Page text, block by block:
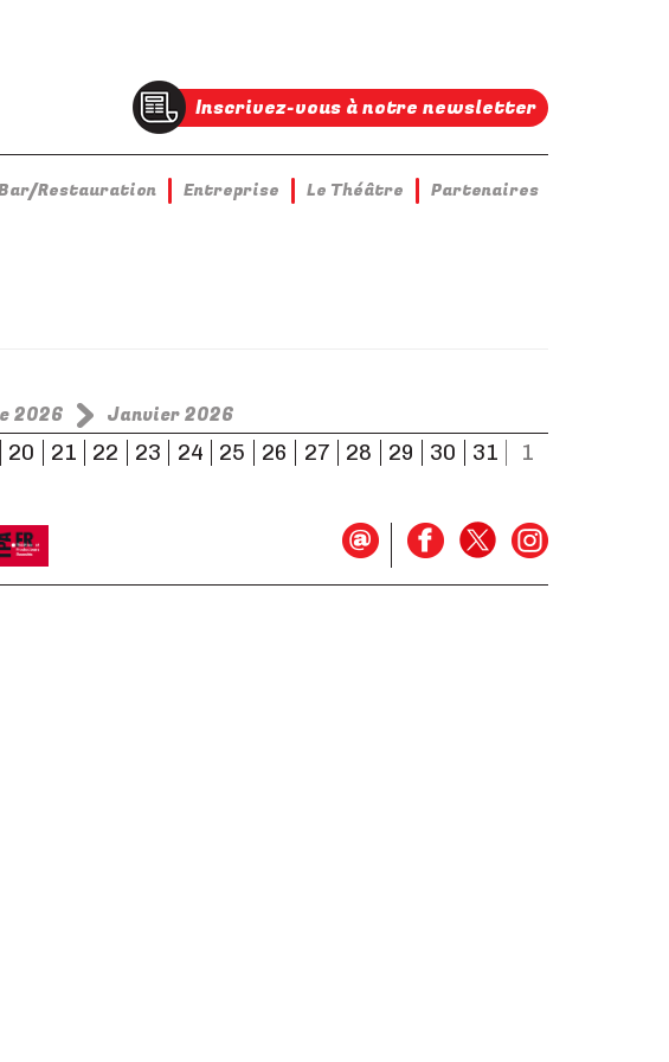
Inscrivez-vous à notre newsletter
Restauration Entreprise Le Théâtre Partenaires
2026
Janvier 2026
20 21 22 23 24 25 26 27 28 29 30 31 1